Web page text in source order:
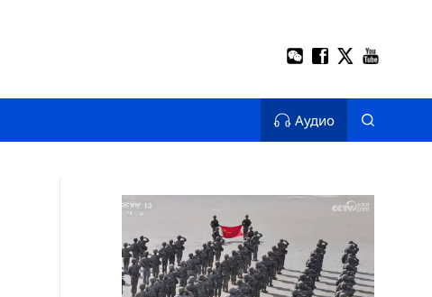
Аудио